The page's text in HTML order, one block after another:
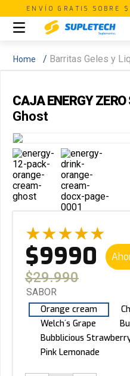
ENVÍO GRATIS
Barritas Geles y
CAJA ENERGY
Ghost
★★★★★
$9990
$29.990
SABOR
Orange cream
Welch´s Grape
Bubblicious
Pink Lemonade